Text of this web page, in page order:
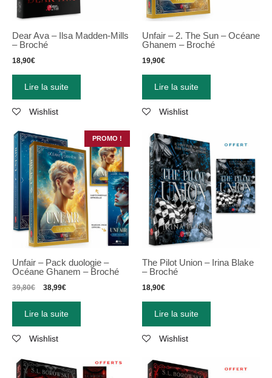
Dear Ava – Ilsa Madden-Mills
– Broché
18,90€
Lire la suite
Wishlist
Unfair – 2. The Sun – Océane
Ghanem – Broché
19,90€
Lire la suite
Wishlist
PROMO !
Unfair – Pack duologie –
Océane Ghanem – Broché
39,80€ 38,99€
Lire la suite
Wishlist
The Pilot Union – Irina Blake
– Broché
18,90€
Lire la suite
Wishlist